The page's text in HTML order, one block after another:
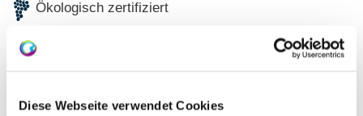
Diese Webseite verwendet Cookies
Ökologisch zertifiziert
Glühwein